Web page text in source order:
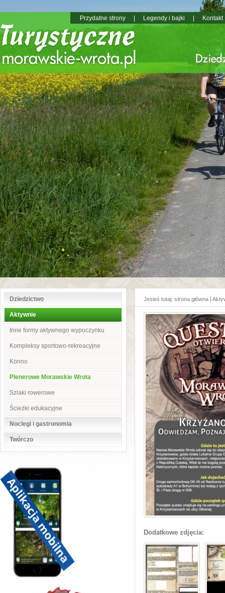
Przydatne strony Legendy i bajki Kontakt
Dziedzictwo
Aktywnie
Inne formy aktywnego wypoczynku
Kompleksy sportowo-rekreacyjne
Konno
Plenerowe Morawskie Wrota
Szlaki rowerowe
Ścieżki edukacyjne
Noclegi i gastronomia
Twórczo
Jesieś tutaj: strona główna |
Dodatkowe zdjęcia: